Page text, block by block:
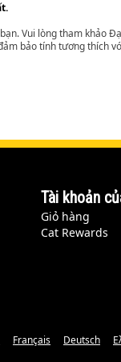
Vui lòng tham khảo
bảo tính tương thích
Tài khoản
Giỏ hàng
Cat Rewards
Français Deutsch